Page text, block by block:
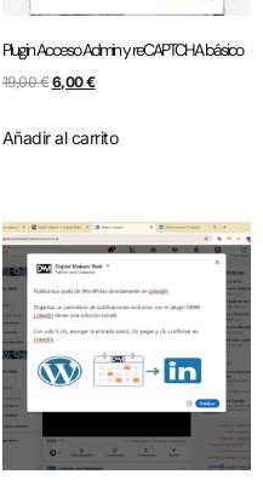
Plugin Acceso Admin y reCAPTCHA básico
19,00€ 6,00€
Añadir al carrito